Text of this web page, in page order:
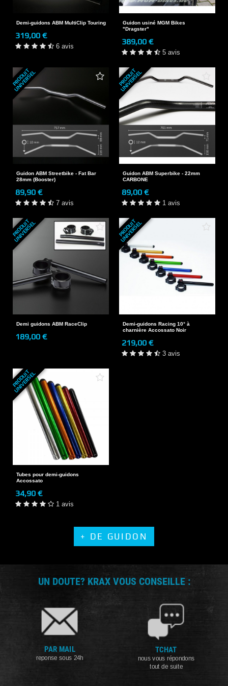
Demi-guidons ABM MultiClip Touring
319,00 €
6 avis
Guidon usiné MGM Bikes
"Dragster"
389,00 €
5 avis
P
R
O
D
U
I
T
U
N
I
V
E
R
S
E
L
Guidon ABM Streetbike - Fat Bar
28mm (Booster)
89,90 €
7 avis
P
R
O
D
U
I
T
U
N
I
V
E
R
S
E
L
Guidon ABM Superbike - 22mm
CARBONE
89,00 €
1 avis
P
R
O
D
U
I
T
U
N
I
V
E
R
S
E
L
Demi guidons ABM RaceClip
189,00 €
P
R
O
D
U
I
T
U
N
I
V
E
R
S
E
L
Demi-guidons Racing 10° à
charnière Accossato Noir
219,00 €
3 avis
P
R
O
D
U
I
T
U
N
I
V
E
R
S
E
L
Tubes pour demi-guidons
Accossato
34,90 €
1 avis
+ DE GUIDON
UN DOUTE? KRAX VOUS CONSEILLE :
PAR MAIL
reponse sous 24h
TCHAT
nous vous répondons
tout de suite